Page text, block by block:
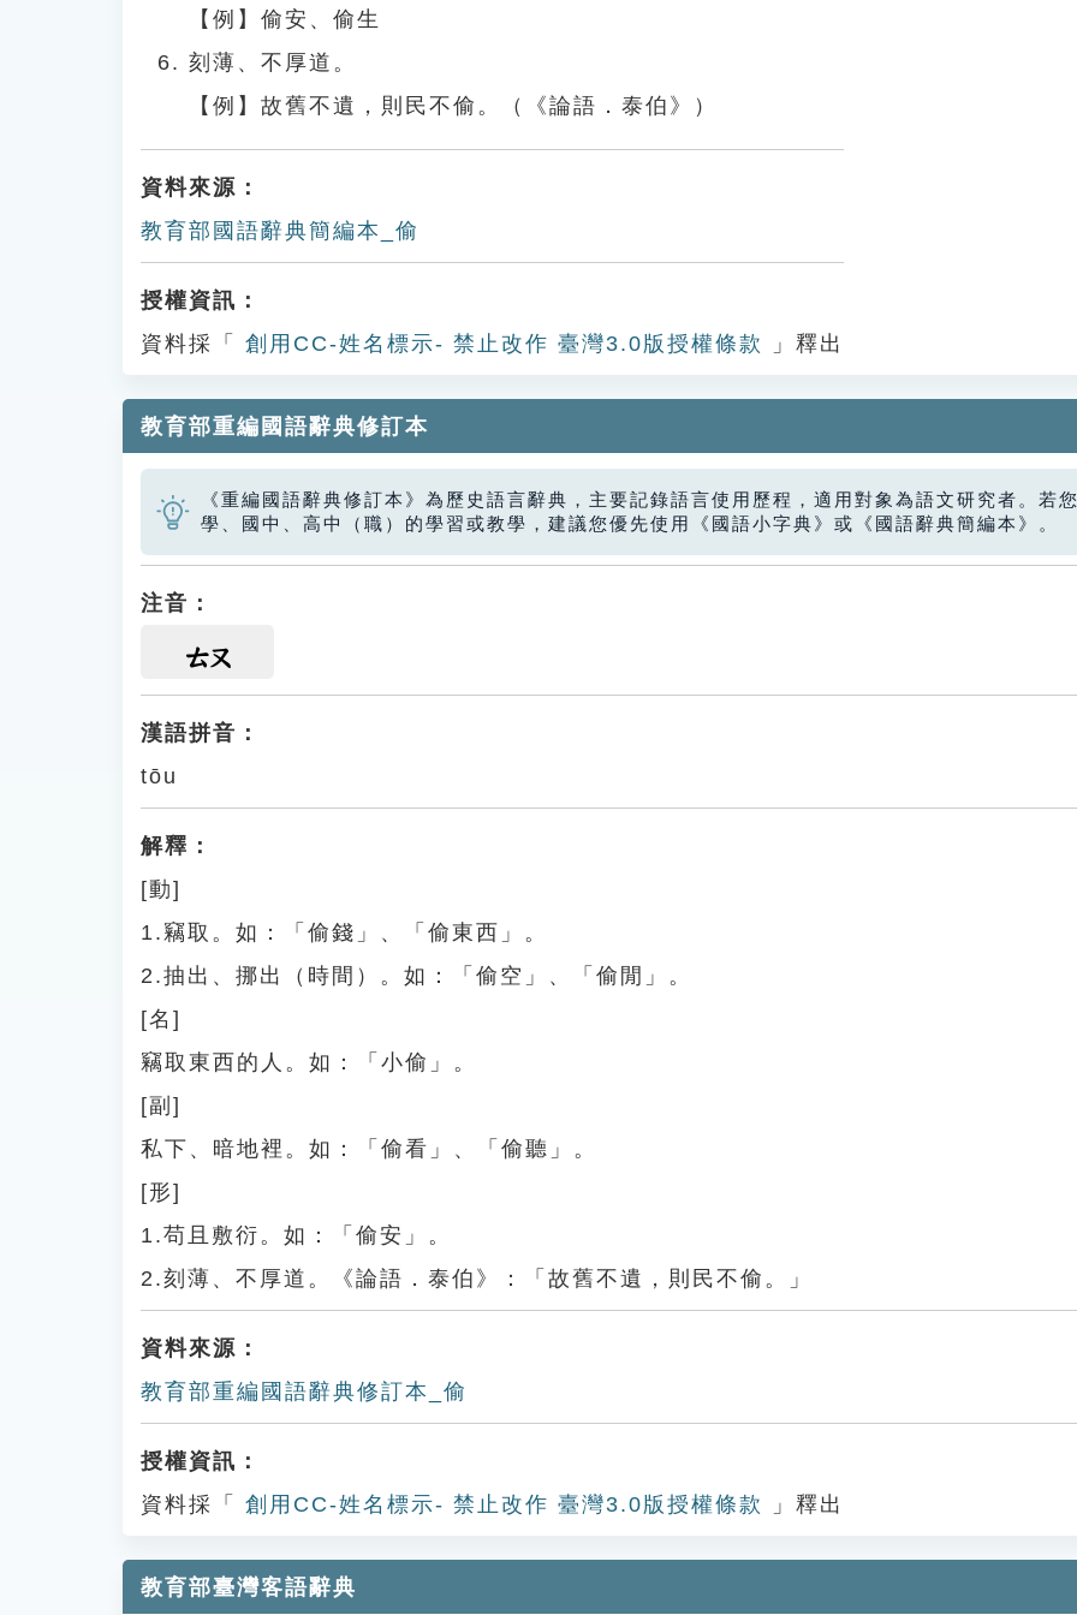
【例】偷安、偷生
刻薄、不厚道。
【例】故舊不遺，則民不偷。（《論語．泰伯》）
資料來源：
教育部國語辭典簡編本_偷
授權資訊：
資料採「
創用CC-姓名標示- 禁止改作 臺灣3.0版授權條款 」釋出
教育部重編國語辭典修訂本
《重編國語辭典修訂本》為歷史語言辭典，主要記錄語言使用歷程，適用對象為語文研究者。若
學、國中、高中（職）的學習或教學，建議您優先使用《國語小字典》或《國語辭典簡編本》。
注音：
ㄊㄡ
漢語拼音：
tōu
解釋：
[動]
1.竊取。如：「偷錢」、「偷東西」。
2.抽出、挪出（時間）。如：「偷空」、「偷閒」。
[名]
竊取東西的人。如：「小偷」。
[副]
私下、暗地裡。如：「偷看」、「偷聽」。
[形]
1.苟且敷衍。如：「偷安」。
2.刻薄、不厚道。《論語．泰伯》：「故舊不遺，則民不偷。」
資料來源：
教育部重編國語辭典修訂本_偷
授權資訊：
資料採「
創用CC-姓名標示- 禁止改作 臺灣3.0版授權條款 」釋出
教育部臺灣客語辭典